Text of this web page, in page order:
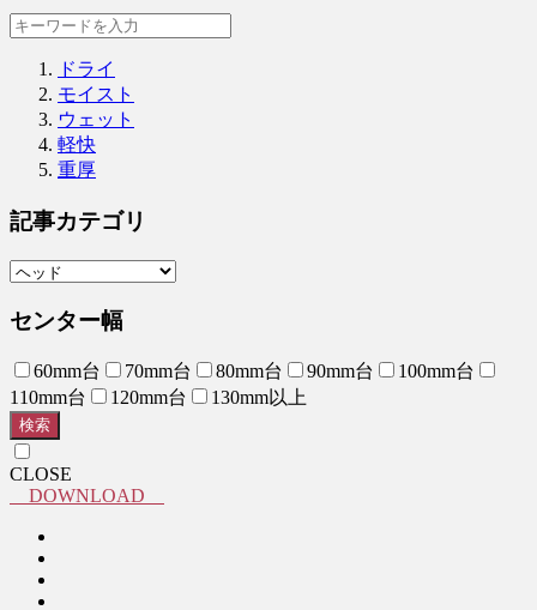
ドライ
モイスト
ウェット
軽快
重厚
記事カテゴリ
センター幅
60mm台 70mm台 80mm台 90mm台
100mm台
110mm台
120mm台 130mm以上
検索
CLOSE
DOWNLOAD